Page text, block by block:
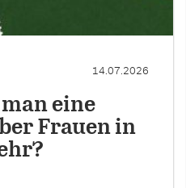
14.07.2026
eine
Frauen in